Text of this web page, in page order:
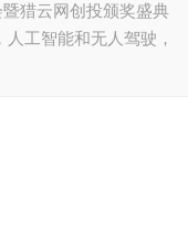
猎云网创投颁奖盛典
工智能和无人驾驶，